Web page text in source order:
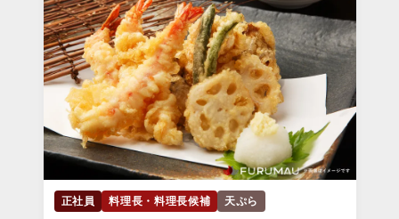
正社員 料理長・料理長候補 天ぷら